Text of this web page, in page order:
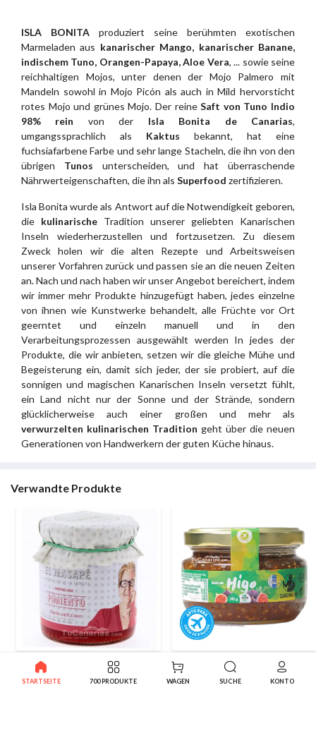
ISLA BONITA produziert seine berühmten exotischen
Marmeladen aus kanarischer Mango, kanarischer Banane,
indischem Tuno, Orangen-Papaya, Aloe Vera, ... sowie seine
reichhaltigen Mojos, unter denen der Mojo Palmero mit
Mandeln sowohl in Mojo Picón als auch in Mild hervorsticht
rotes Mojo und grünes Mojo. Der reineSaft von Tuno Indio
98% rein von der Isla Bonita de Canarias,
umgangssprachlich als Kaktus bekannt, hat eine
fuchsiafarbene Farbe und sehr lange Stacheln, die ihn von den
übrigen Tunos unterscheiden, und hat überraschende
Nährwerteigenschaften, die ihn als Superfood zertifizieren.
Isla Bonita wurde als Antwort auf die Notwendigkeit geboren,
die kulinarische Tradition unserer geliebten Kanarischen
Inseln wiederherzustellen und fortzusetzen. Zu diesem
Zweck holen wir die alten Rezepte und Arbeitsweisen
unserer Vorfahren zurück und passen sie an die neuen Zeiten
an. Nach und nach haben wir unser Angebot bereichert, indem
wir immer mehr Produkte hinzugefügt haben, jedes einzelne
von ihnen wie Kunstwerke behandelt, alle Früchte vor Ort
geerntet und einzeln manuell und in den
Verarbeitungsprozessen ausgewählt werden In jedes der
Produkte, die wir anbieten, setzen wir die gleiche Mühe und
Begeisterung ein, damit sich jeder, der sie probiert, auf die
sonnigen und magischen Kanarischen Inseln versetzt fühlt,
ein Land nicht nur der Sonne und der Strände, sondern
glücklicherweise auch einer großen und mehr als
verwurzelten kulinarischen Tradition geht über die neuen
Generationen von Handwerkern der guten Küche hinaus.
Verwandte Produkte
Rote Paprika Marmelade
Masape Natur 290g
Kanarische Feigenmarmelade
Guachinerfe 140 g
STARTSEITE 700 PRODUKTE WAGEN SUCHE KONTO